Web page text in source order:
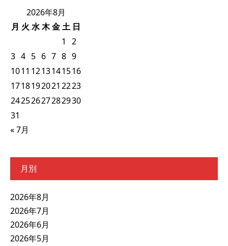
2026年8月
月 火 水木金土 日
1
2
3 4 5 6 7 8 9
1011 1213141516
1718192021 2223
24252627282930
31
« 7月
月別
2026年8月
2026年7月
2026年6月
2026年5月